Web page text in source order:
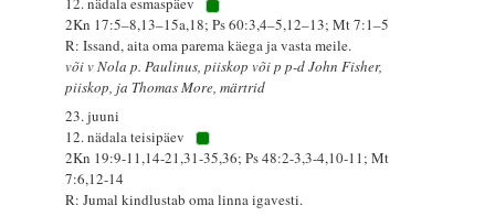
2Kn 17:5–8,13–15a,18; Ps 60:3,4–5,12–13; Mt 7:1–5
R: Issand, aita oma parema käega ja vasta meile.
või v Nola p. Paulinus, piiskop või p p-d John Fisher,
piiskop, ja Thomas More, märtrid
23. juuni
12. nädala teisipäev
2Kn 19:9-11,14-21,31-35,36; Ps 48:2-3,3-4,10-11; Mt
7:6,12-14
R: Jumal kindlustab oma linna igavesti.